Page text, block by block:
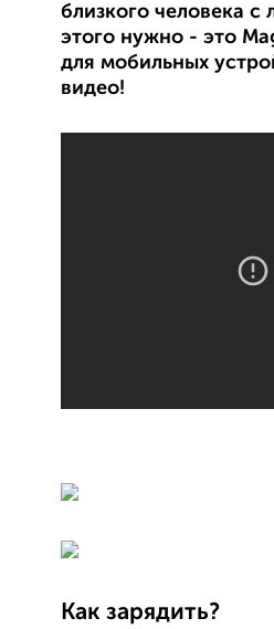
близкого человека
этого нужно - это
для мобильных
видео!
Как зарядить?